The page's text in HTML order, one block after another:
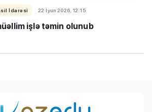
İdarəsi 22 İyun 2026, 12:15
işlə təmin olunub